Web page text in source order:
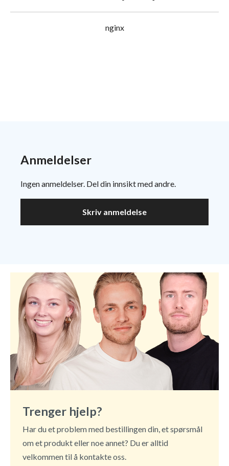
nginx
Anmeldelser
Ingen anmeldelser. Del din innsikt med andre.
Skriv anmeldelse
Trenger hjelp?
Har du et problem med bestillingen din, et spørsmål
om et produkt eller noe annet? Du er alltid
velkommen til å kontakte oss.